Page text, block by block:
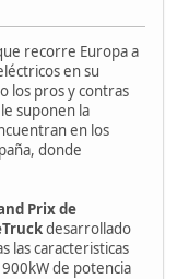
recorre Europa a
en su
los pros y contras
suponen la
en los
donde
Prix de
desarrollado
las caracteristicas
de potencia